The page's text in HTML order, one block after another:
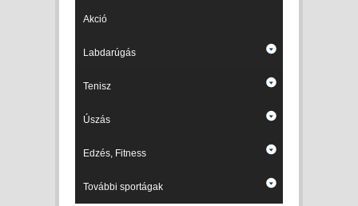
Akció
Labdarúgás
Tenisz
Úszás
Edzés, Fitness
További sportágak